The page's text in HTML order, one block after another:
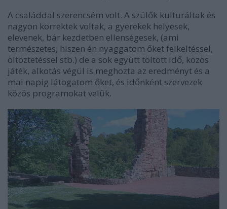
A családdal szerencsém volt. A szülők kulturáltak és
nagyon korrektek voltak, a gyerekek helyesek,
elevenek, bár kezdetben ellenségesek, (ami
természetes, hiszen én nyaggatom őket felkeltéssel,
öltöztetéssel stb.) de a sok együtt töltött idő, közös
játék, alkotás végül is meghozta az eredményt és a
mai napig látogatom őket, és időnként szervezek
közös programokat velük.